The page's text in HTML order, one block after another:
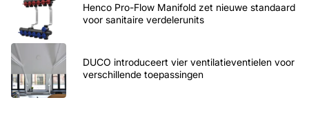
Henco Pro-Flow Manifold zet nieuwe standaard
voor sanitaire verdelerunits
DUCO introduceert vier ventilatieventielen voor
verschillende toepassingen